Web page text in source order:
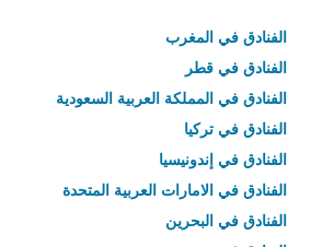
الفنادق في المغرب
الفنادق في قطر
الفنادق في المملكة العربية السعودية
الفنادق في تركيا
الفنادق في إندونيسيا
الفنادق في الامارات العربية المتحدة
الفنادق في البحرين